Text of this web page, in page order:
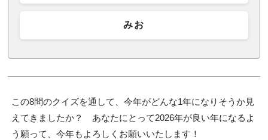
みお
この8問のクイズを通して、今年がどんな1年になりそうか見
えてきましたか？ あなたにとって2026年が良い年になるよ
う願って、今年もよろしくお願いいたします！